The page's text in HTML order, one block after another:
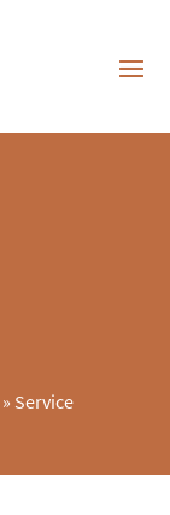
» Service